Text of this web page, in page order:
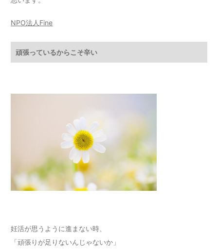
NPO法人Fine
頑張っているからこそ辛い
妊活が思うように進まない時、
「頑張りが足りないんじゃないか」